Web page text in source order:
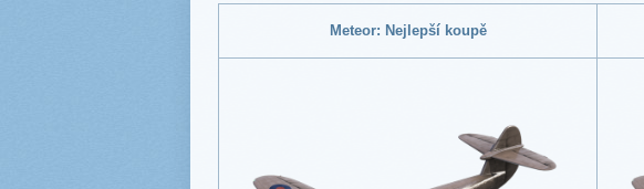
Meteor: Nejlepší koupě